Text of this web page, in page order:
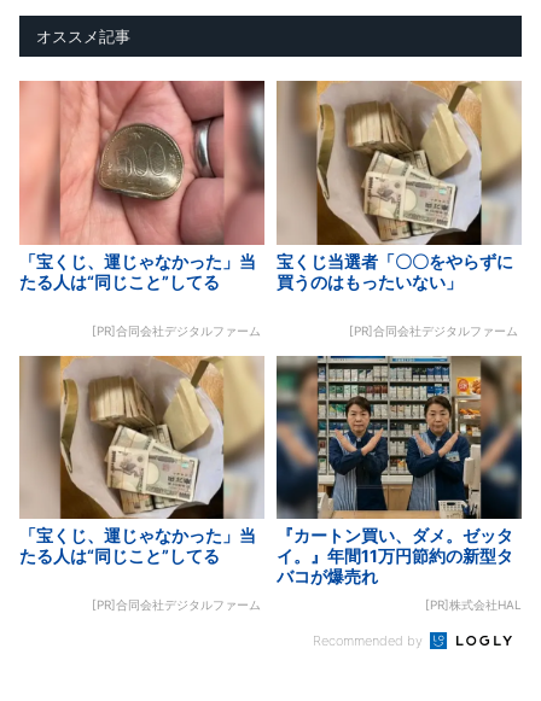
オススメ記事
「宝くじ、運じゃなかった」当
たる人は“同じこと”してる
[PR]合同会社デジタルファーム
宝くじ当選者「〇〇をやらずに
買うのはもったいない」
[PR]合同会社デジタルファーム
「宝くじ、運じゃなかった」当
たる人は“同じこと”してる
[PR]合同会社デジタルファーム
『カートン買い、ダメ。ゼッタ
イ。』年間11万円節約の新型タ
バコが爆売れ
[PR]株式会社HAL
Recommended by